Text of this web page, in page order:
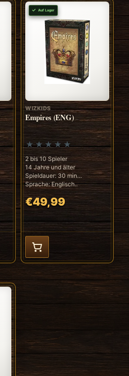
Auf Lager
WIZKIDS
Empires (ENG)
2 bis 10 Spieler
14 Jahre und älter
Spieldauer: 30 min
Sprache: Englisch..
€49,99